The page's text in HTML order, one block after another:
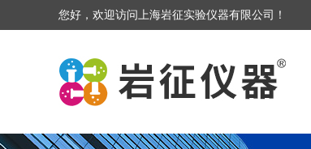
您好，欢迎访问上海岩征实验仪器有限公司！